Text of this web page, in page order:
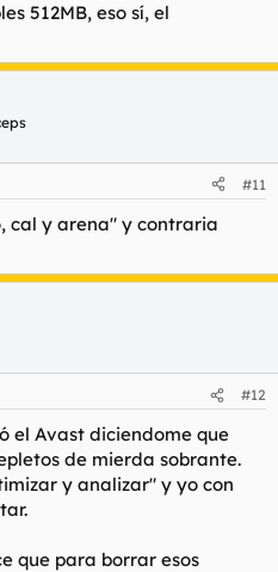
512MB, eso sí, el
#11
cal y arena" y contraria
#12
el Avast diciendome que
de mierda sobrante.
y analizar" y yo con
que para borrar esos